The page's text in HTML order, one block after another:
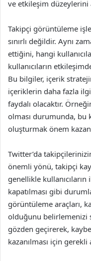
ve etkileşim düzeylerini
Takipçi görüntüleme
sınırlı değildir. Aynı
ettiğini, hangi
kullanıcıların
Bu bilgiler, içerik
içeriklerin daha fazla
faydalı olacaktır.
olması durumunda, bu
oluşturmak önem
Twitter’da
önemli yönü, takipçi
genellikle
kapatılması gibi
görüntüleme araçları,
olduğunu belirlemenizi
gözden geçirerek,
kazanılması için